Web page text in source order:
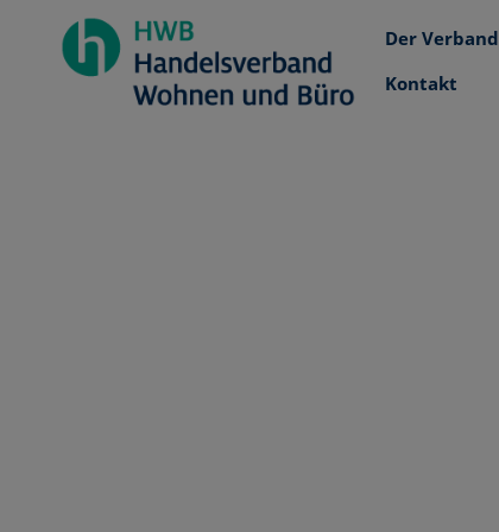
Der Verband
Kontakt